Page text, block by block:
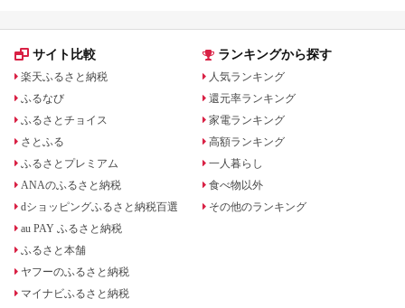
サイト比較
楽天ふるさと納税
ふるなび
ふるさとチョイス
さとふる
ふるさとプレミアム
ANAのふるさと納税
dショッピングふるさと納税百選
au PAY ふるさと納税
ふるさと本舗
ヤフーのふるさと納税
マイナビふるさと納税
ランキングから探す
人気ランキング
還元率ランキング
家電ランキング
高額ランキング
一人暮らし
食べ物以外
その他のランキング